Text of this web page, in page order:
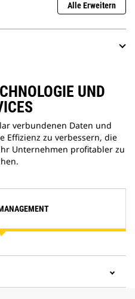
Alle Erweitern
UND
verbundenen Daten und
Effizienz zu verbessern, die
Unternehmen profitabler zu